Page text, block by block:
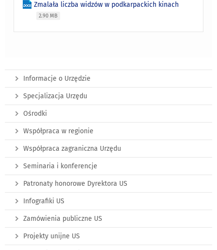
Zmalała liczba widzów w podkarpackich kinach
2.90 MB
Informacje o Urzędzie
Specjalizacja Urzędu
Ośrodki
Współpraca w regionie
Współpraca zagraniczna Urzędu
Seminaria i konferencje
Patronaty honorowe Dyrektora US
Infografiki US
Zamówienia publiczne US
Projekty unijne US